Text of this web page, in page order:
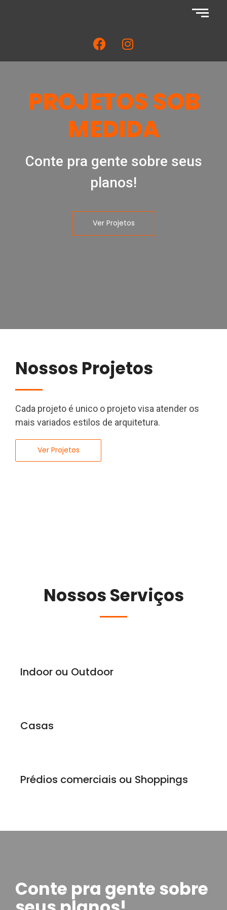
PROJETOS SOB
MEDIDA
Conte pra gente sobre seus
planos!
Ver Projetos
Nossos Projetos
Cada projeto é unico o projeto visa atender os
mais variados estilos de arquitetura.
Ver Projetos
Nossos Serviços
Indoor ou Outdoor
Casas
Prédios comerciais ou Shoppings
Conte pra gente sobre